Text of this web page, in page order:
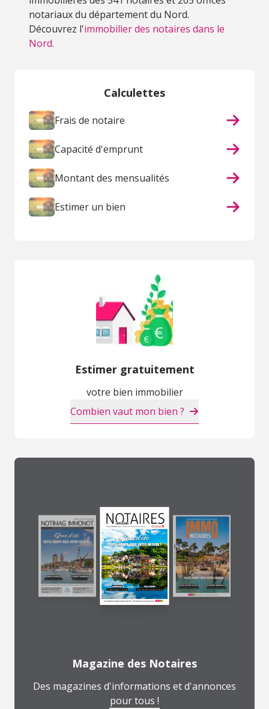
notariaux du département du Nord.
Découvrez l'immobilier des notaires dans le
Nord.
Calculettes
Frais de notaire
Capacité d'emprunt
Montant des mensualités
Estimer un bien
Estimer gratuitement
votre bien immobilier
Combien vaut mon bien ?
Magazine des Notaires
Des magazines d'informations et d'annonces
pour tous !